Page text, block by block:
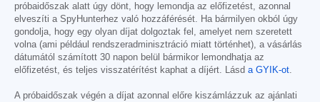
próbaidőszak alatt úgy dönt, hogy lemondja az előfizetést, azonnal
elveszíti a SpyHunterhez való hozzáférését. Ha bármilyen okból úgy
gondolja, hogy egy olyan díjat dolgoztak fel, amelyet nem szeretett
volna (ami például rendszeradminisztráció miatt történhet), a vásárlás
dátumától számított 30 napon belül bármikor lemondhatja az
előfizetést, és teljes visszatérítést kaphat a díjért. Lásd a GYIK-ot.
A próbaidőszak végén a díjat azonnal előre kiszámlázzuk az ajánlati